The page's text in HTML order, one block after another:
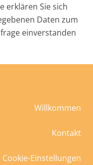
erklären Sie sich
Daten zum
einverstanden
Willkommen
Kontakt
Cookie-Einstellungen